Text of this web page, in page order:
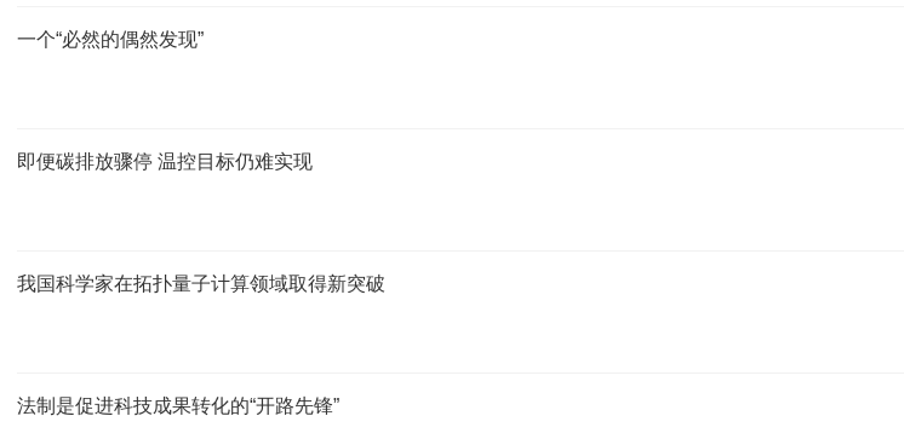
一个“必然的偶然发现”
即便碳排放骤停 温控目标仍难实现
我国科学家在拓扑量子计算领域取得新突破
法制是促进科技成果转化的“开路先锋”